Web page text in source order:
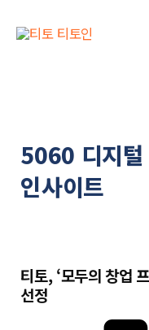
건너뛰기
5060 디지털
인사이트
티토, ‘모두의 창업
선정